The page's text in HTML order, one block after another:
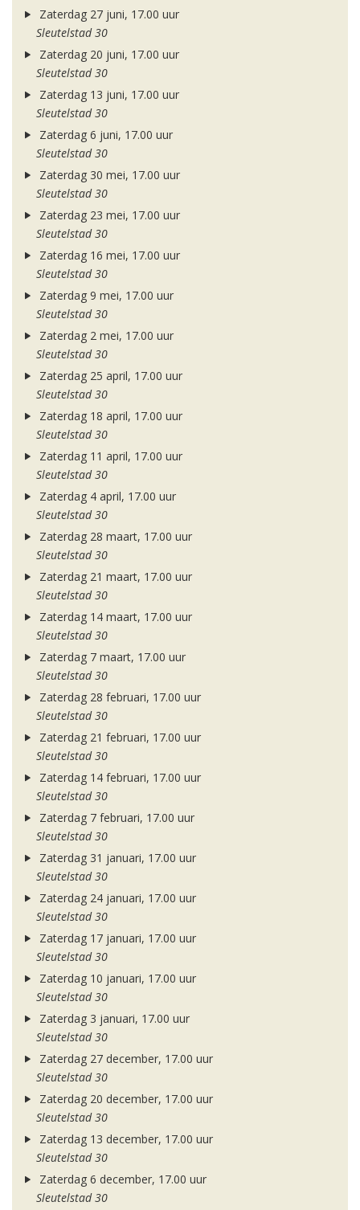
Zaterdag 27 juni, 17.00 uur
Sleutelstad 30
Zaterdag 20 juni, 17.00 uur
Sleutelstad 30
Zaterdag 13 juni, 17.00 uur
Sleutelstad 30
Zaterdag 6 juni, 17.00 uur
Sleutelstad 30
Zaterdag 30 mei, 17.00 uur
Sleutelstad 30
Zaterdag 23 mei, 17.00 uur
Sleutelstad 30
Zaterdag 16 mei, 17.00 uur
Sleutelstad 30
Zaterdag 9 mei, 17.00 uur
Sleutelstad 30
Zaterdag 2 mei, 17.00 uur
Sleutelstad 30
Zaterdag 25 april, 17.00 uur
Sleutelstad 30
Zaterdag 18 april, 17.00 uur
Sleutelstad 30
Zaterdag 11 april, 17.00 uur
Sleutelstad 30
Zaterdag 4 april, 17.00 uur
Sleutelstad 30
Zaterdag 28 maart, 17.00 uur
Sleutelstad 30
Zaterdag 21 maart, 17.00 uur
Sleutelstad 30
Zaterdag 14 maart, 17.00 uur
Sleutelstad 30
Zaterdag 7 maart, 17.00 uur
Sleutelstad 30
Zaterdag 28 februari, 17.00 uur
Sleutelstad 30
Zaterdag 21 februari, 17.00 uur
Sleutelstad 30
Zaterdag 14 februari, 17.00 uur
Sleutelstad 30
Zaterdag 7 februari, 17.00 uur
Sleutelstad 30
Zaterdag 31 januari, 17.00 uur
Sleutelstad 30
Zaterdag 24 januari, 17.00 uur
Sleutelstad 30
Zaterdag 17 januari, 17.00 uur
Sleutelstad 30
Zaterdag 10 januari, 17.00 uur
Sleutelstad 30
Zaterdag 3 januari, 17.00 uur
Sleutelstad 30
Zaterdag 27 december, 17.00 uur
Sleutelstad 30
Zaterdag 20 december, 17.00 uur
Sleutelstad 30
Zaterdag 13 december, 17.00 uur
Sleutelstad 30
Zaterdag 6 december, 17.00 uur
Sleutelstad 30